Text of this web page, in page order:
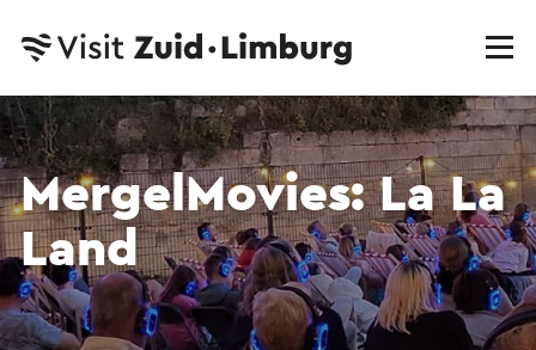
MergelMovies: La La
Land